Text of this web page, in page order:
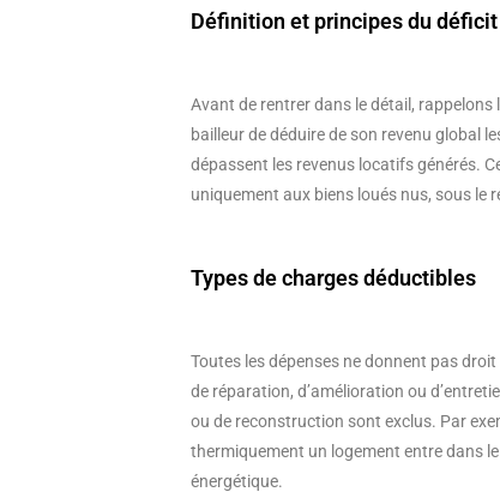
Définition et principes du
Avant de rentrer dans le détail,
bailleur de déduire de son revenu global
dépassent les revenus locatifs générés.
uniquement aux biens loués nus, sous le
Types de charges déductibles
Toutes les dépenses ne donnent pas
de réparation, d’amélioration ou
ou de reconstruction sont exclus. Par
thermiquement un logement entre dans
énergétique.